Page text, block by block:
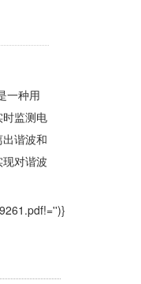
一种用
监测电
谐波和
对谐波